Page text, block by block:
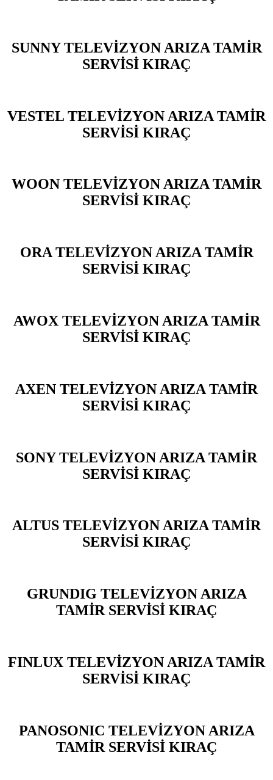
SUNNY TELEVİZYON ARIZA TAMİR
SERVİSİ KIRAÇ
VESTEL TELEVİZYON ARIZA TAMİR
SERVİSİ KIRAÇ
WOON TELEVİZYON ARIZA TAMİR
SERVİSİ KIRAÇ
ORA TELEVİZYON ARIZA TAMİR
SERVİSİ KIRAÇ
AWOX TELEVİZYON ARIZA TAMİR
SERVİSİ KIRAÇ
AXEN TELEVİZYON ARIZA TAMİR
SERVİSİ KIRAÇ
SONY TELEVİZYON ARIZA TAMİR
SERVİSİ KIRAÇ
ALTUS TELEVİZYON ARIZA TAMİR
SERVİSİ KIRAÇ
GRUNDIG TELEVİZYON ARIZA
TAMİR SERVİSİ KIRAÇ
FINLUX TELEVİZYON ARIZA TAMİR
SERVİSİ KIRAÇ
PANOSONIC TELEVİZYON ARIZA
TAMİR SERVİSİ KIRAÇ